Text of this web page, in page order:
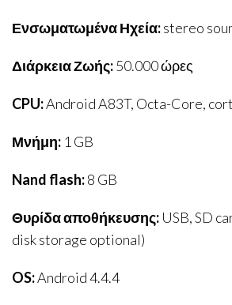
Ενσωματωμένα Ηχεία:stereo
Διάρκεια Ζωής:50.000 ώρες
CPU:Android A83T, Octa-Core,
Μνήμη: 1 GB
Nand flash:8 GB
Θυρίδα αποθήκευσης: USB, SD
disk storage optional)
OS:Android 4.4.4